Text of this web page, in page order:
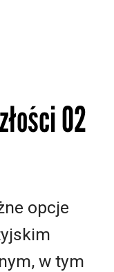
O2
opcje
w tym